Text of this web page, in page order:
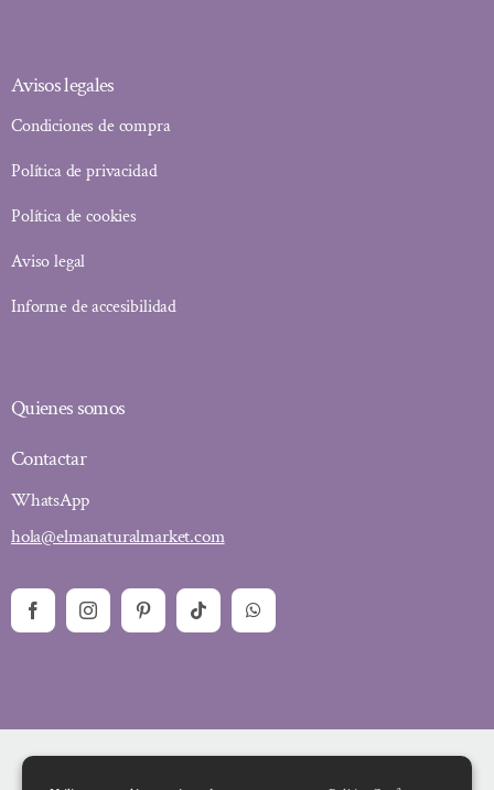
Avisos legales
Condiciones de compra
Política de privacidad
Política de cookies
Aviso legal
Informe de accesibilidad
Quienes somos
Contactar
WhatsApp
hola@elmanaturalmarket.com